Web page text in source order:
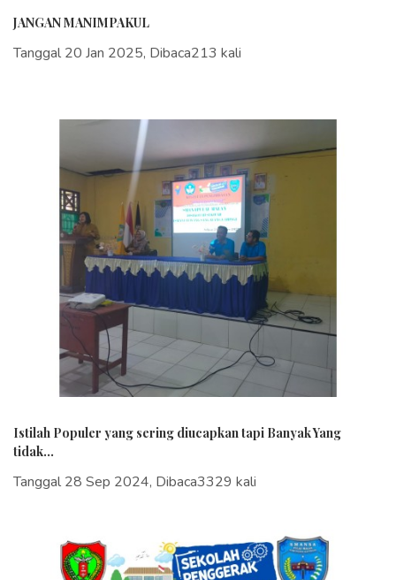
JANGAN MANIMPAKUL
Tanggal 20 Jan 2025, Dibaca213 kali
Istilah Populer yang sering diucapkan tapi Banyak Yang
tidak...
Tanggal 28 Sep 2024, Dibaca3329 kali